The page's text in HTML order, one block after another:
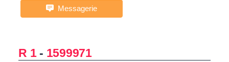
Messagerie
R 1- 1599971